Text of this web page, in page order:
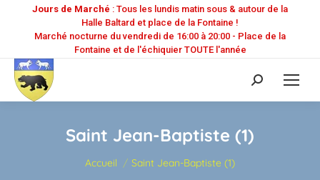
Jours de Marché : Tous les lundis matin sous & autour de la
Halle Baltard et place de la Fontaine !
Marché nocturne du vendredi de 16:00 à 20:00 - Place de la
Fontaine et de l'échiquier TOUTE l'année
Recherche
:
Saint Jean-Baptiste (1)
Vous êtes ici :
Accueil Saint Jean-Baptiste (1)